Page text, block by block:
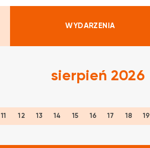
WYDARZENIA
sierpień 2026
11 12 13 14 15 16 17 18 19